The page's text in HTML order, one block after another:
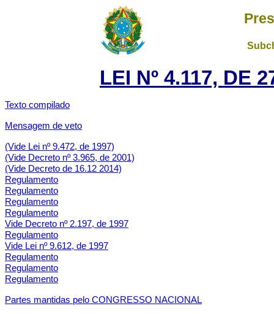
LEI Nº 4.117, DE
Texto compilado
Mensagem de veto
(Vide Lei nº 9.472, de 1997)
(Vide Decreto nº 3.965, de 2001)
(Vide Decreto de 16.12 2014)
Regulamento
Regulamento
Regulamento
Regulamento
Vide Decreto nº 2.197, de 1997
Regulamento
Vide Lei nº 9.612, de 1997
Regulamento
Regulamento
Regulamento
Partes mantidas pelo CONGRESSO NACIONAL